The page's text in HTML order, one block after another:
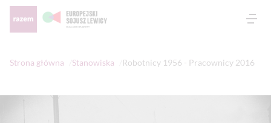
Strona główna Stanowiska Robotnicy 1956 - Pracownicy 2016